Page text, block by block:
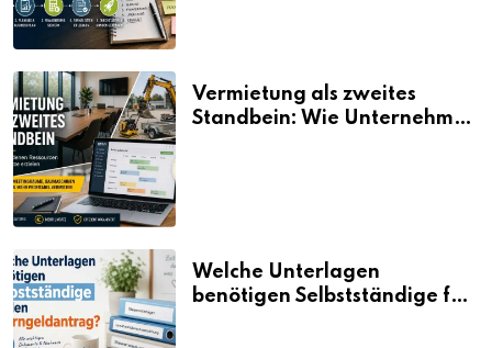
Vermietung als zweites
Standbein: Wie Unternehmen
Welche Unterlagen
benötigen Selbstständige für